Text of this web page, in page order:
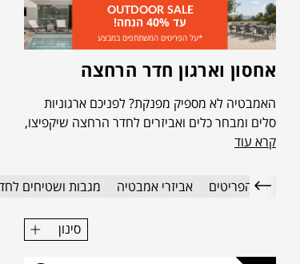
OUTDOOR SALE
עד 40% הנחה!
*על הפריטים המשתתפים במבצע
אחסון וארגון חדר הרחצה
האמבטיה לא מספיק מפנקת? לפניכם ארגוניות
סלים ומבחר כלים ואביזרים לחדר הרחצה שיקפיצו,
ירימו, יפתחו ויסגרו לכם את הפינה בחדר הרחצה.
קרא עוד
כל הפריטים אביזרי אמבטיה מגבות ושטיחים
סינון